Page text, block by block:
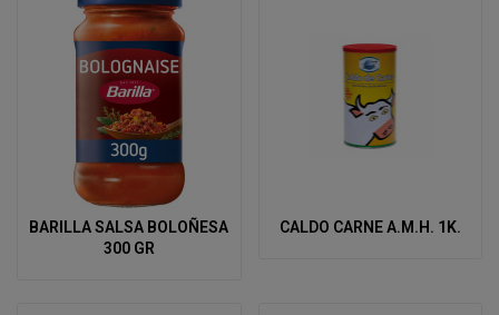
BARILLA SALSA BOLOÑESA
300 GR
CALDO CARNE A.M.H. 1K.